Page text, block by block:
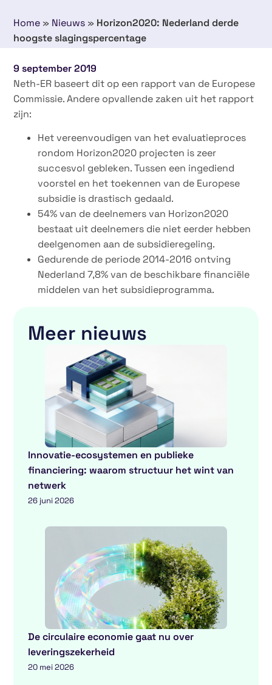
Home » Nieuws » Horizon2020: Nederland derde
hoogste slagingspercentage
9 september 2019
Neth-ER baseert dit op een rapport van de Europese
Commissie. Andere opvallende zaken uit het rapport
zijn:
Het vereenvoudigen van het evaluatieproces
rondom Horizon2020 projecten is zeer
succesvol gebleken. Tussen een ingediend
voorstel en het toekennen van de Europese
subsidie is drastisch gedaald.
54% van de deelnemers van Horizon2020
bestaat uit deelnemers die niet eerder hebben
deelgenomen aan de subsidieregeling.
Gedurende de periode 2014-2016 ontving
Nederland 7,8% van de beschikbare financiële
middelen van het subsidieprogramma.
Meer nieuws
Innovatie-ecosystemen en publieke
financiering: waarom structuur het wint van
netwerk
26 juni 2026
De circulaire economie gaat nu over
leveringszekerheid
20 mei 2026